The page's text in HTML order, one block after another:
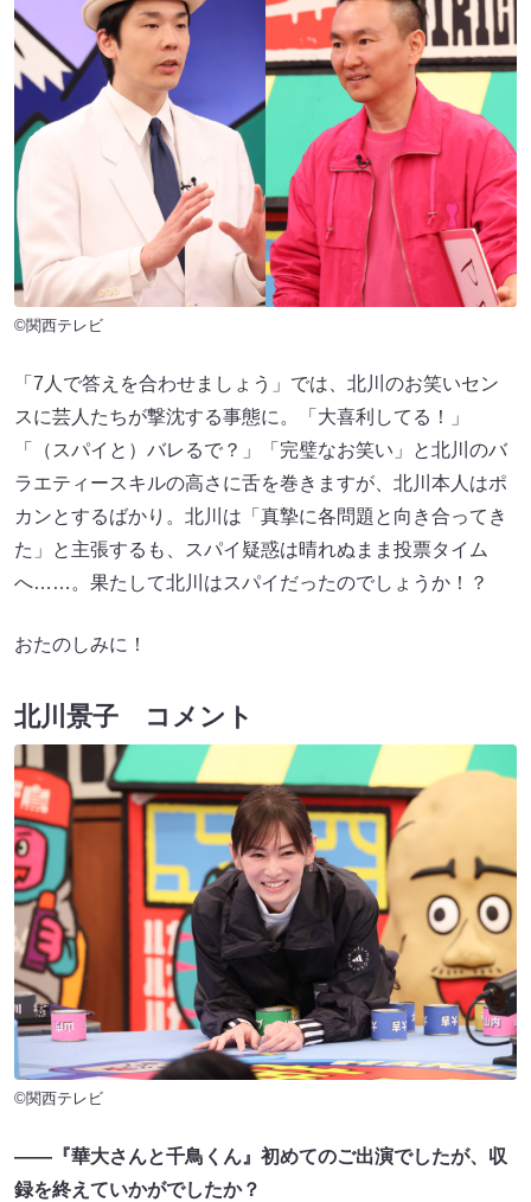
©関西テレビ
「7人で答えを合わせましょう」では、北川のお笑いセン
スに芸人たちが撃沈する事態に。「大喜利してる！」
「（スパイと）バレるで？」「完璧なお笑い」と北川のバ
ラエティースキルの高さに舌を巻きますが、北川本人はポ
カンとするばかり。北川は「真摯に各問題と向き合ってき
た」と主張するも、スパイ疑惑は晴れぬまま投票タイム
へ……。果たして北川はスパイだったのでしょうか！？
おたのしみに！
北川景子 コメント
©関西テレビ
――『華大さんと千鳥くん』初めてのご出演でしたが、収
録を終えていかがでしたか？